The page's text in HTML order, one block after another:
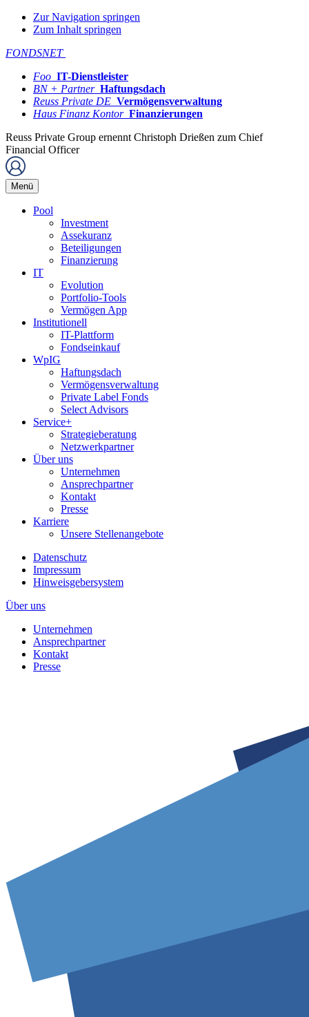
Zur Navigation springen
Zum Inhalt springen
FONDSNET
Foo IT-Dienstleister
BN + Partner Haftungsdach
Reuss Private DE Vermögensverwaltung
Haus Finanz Kontor Finanzierungen
Reuss Private Group ernennt Christoph Drießen zum Chief
Financial Officer
Menü
Pool
Investment
Assekuranz
Beteiligungen
Finanzierung
IT
Evolution
Portfolio-Tools
Vermögen App
Institutionell
IT-Plattform
Fondseinkauf
WpIG
Haftungsdach
Vermögensverwaltung
Private Label Fonds
Select Advisors
Service+
Strategieberatung
Netzwerkpartner
Über uns
Unternehmen
Ansprechpartner
Kontakt
Presse
Karriere
Unsere Stellenangebote
Datenschutz
Impressum
Hinweisgebersystem
Über uns
Unternehmen
Ansprechpartner
Kontakt
Presse